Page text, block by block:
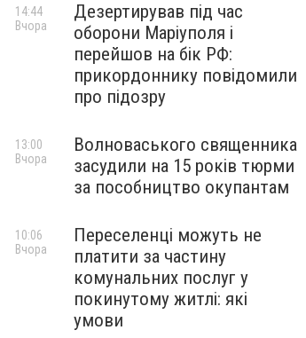
Дезертирував під час
оборони Маріуполя і
перейшов на бік РФ:
прикордоннику повідомили
про підозру
14:44
Вчора
Волноваського священника
засудили на 15 років тюрми
за пособництво окупантам
13:00
Вчора
Переселенці можуть не
платити за частину
комунальних послуг у
покинутому житлі: які
умови
10:06
Вчора